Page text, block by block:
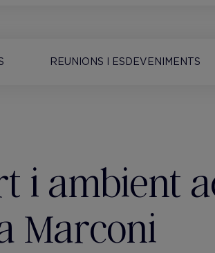
REUNIONS I ESDEVENIMENTS
i ambient
Marconi